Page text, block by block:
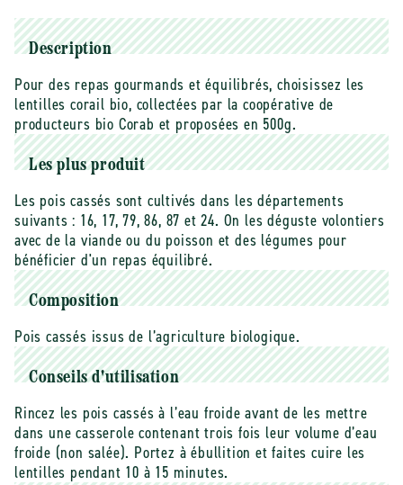
-
-
cassés
bio
(origine
France)
-
500
g
-
-
cassés
bio
(origine
France)
-
g
Description
Pour des repas gourmands et équilibrés, choisissez les
lentilles corail bio, collectées par la coopérative de
producteurs bio Corab et proposées en 500g.
Les plus produit
Les pois cassés sont cultivés dans les départements
suivants : 16, 17, 79, 86, 87 et 24. On les déguste volontiers
avec de la viande ou du poisson et des légumes pour
bénéficier d'un repas équilibré.
Composition
Pois cassés issus de l’agriculture biologique.
Conseils d'utilisation
Rincez les pois cassés à l’eau froide avant de les mettre
dans une casserole contenant trois fois leur volume d’eau
froide (non salée). Portez à ébullition et faites cuire les
lentilles pendant 10 à 15 minutes.